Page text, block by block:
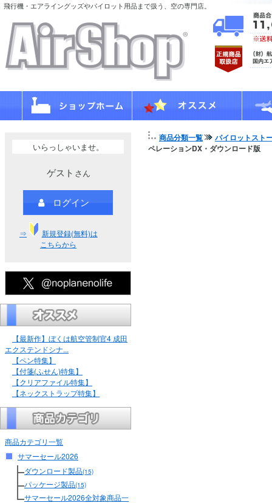
飛行機・エアライングッズやパイロット用品まで扱う、空の専門店。
いらっしゃいませ。
ゲスト さん
ログイン
⇒
新規登録(無料)は
こちらから
【最新作】ぼくは航空管制官4 成田
エクステンドシナ...
【ペン特集】
【付箋(ふせん)特集】
【クリアファイル特集】
【ネックストラップ特集】
商品カテゴリ一覧
サマーセール2026
ダウンロード製品(15)
パッケージ製品(15)
サマーセール2026全対象商品一
商品分類一覧
パイロットスト
ペレーションDX・ダウンロード版